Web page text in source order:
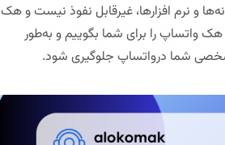
و نرم ­افزارها، غیرقابل نفوذ نیست و هک
واتساپ را برای شما بگوییم و به‌طور
شما درواتساپ جلوگیری شود.